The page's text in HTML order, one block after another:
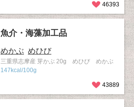
46393
魚介・海藻加工品
めかぶ めひび
三重県志摩産 芽かぶ 20g めひび めかぶ
147kcal/100g
43889